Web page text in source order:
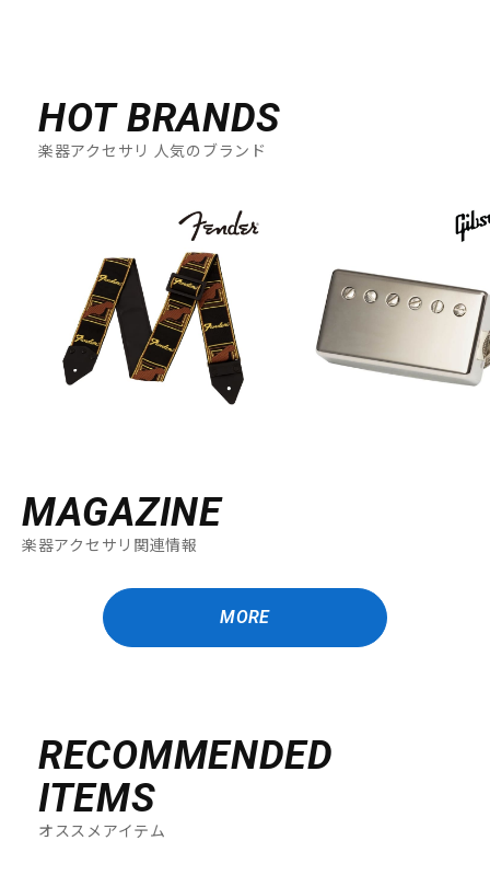
HOT BRANDS
楽器アクセサリ 人気のブランド
MAGAZINE
楽器アクセサリ関連情報
MORE
RECOMMENDED
ITEMS
オススメアイテム